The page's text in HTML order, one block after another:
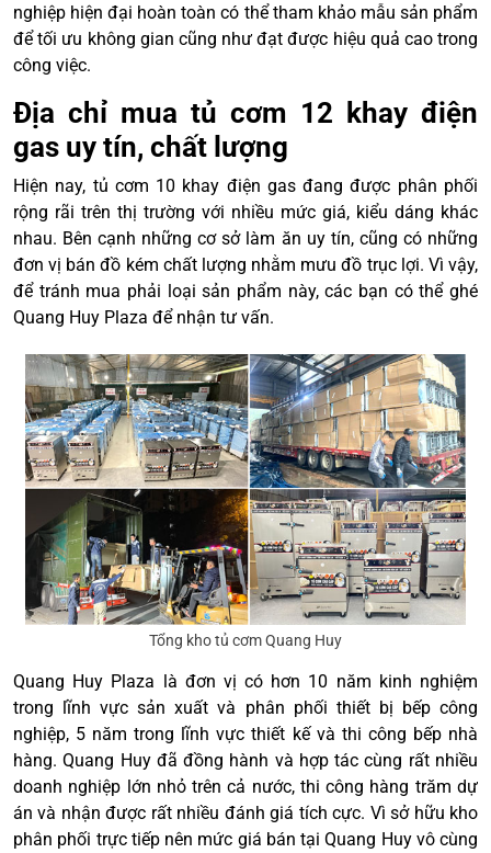
nghiệp hiện đại hoàn toàn có thể tham khảo mẫu sản phẩm
để tối ưu không gian cũng như đạt được hiệu quả cao trong
công việc.
Địa chỉ mua tủ cơm 12 khay điện
gas uy tín, chất lượng
Hiện nay, tủ cơm 10 khay điện gas đang được phân phối
rộng rãi trên thị trường với nhiều mức giá, kiểu dáng khác
nhau. Bên cạnh những cơ sở làm ăn uy tín, cũng có những
đơn vị bán đồ kém chất lượng nhằm mưu đồ trục lợi. Vì vậy,
để tránh mua phải loại sản phẩm này, các bạn có thể ghé
Quang Huy Plaza để nhận tư vấn.
Tổng kho tủ cơm Quang Huy
Quang Huy Plaza là đơn vị có hơn 10 năm kinh nghiệm
trong lĩnh vực sản xuất và phân phối thiết bị bếp công
nghiệp, 5 năm trong lĩnh vực thiết kế và thi công bếp nhà
hàng. Quang Huy đã đồng hành và hợp tác cùng rất nhiều
doanh nghiệp lớn nhỏ trên cả nước, thi công hàng trăm dự
án và nhận được rất nhiều đánh giá tích cực. Vì sở hữu kho
phân phối trực tiếp nên mức giá bán tại Quang Huy vô cùng